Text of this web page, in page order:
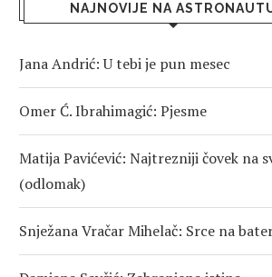
NAJNOVIJE NA
Jana Andrić: U tebi je pun mesec
Omer Ć. Ibrahimagić: Pjesme
Matija Pavićević: Najtrezniji čovek na
(odlomak)
Snježana Vračar Mihelač: Srce na